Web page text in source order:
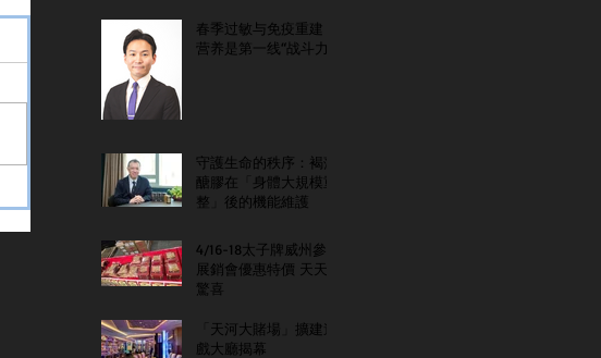
春季过敏与免疫重建：
营养是第一线“战斗力”
守護生命的秩序：褐藻
醣膠在「身體大規模重
整」後的機能維護
4/16-18太子牌威州參
展銷會優惠特價 天天
驚喜
「天河大賭場」擴建遊
戲大廳揭幕